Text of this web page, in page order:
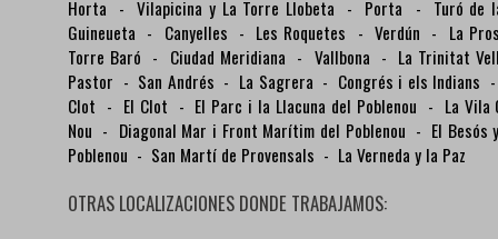
Horta -Vilapicina y La Torre Llobeta - Porta - Turó de
Guineueta - Canyelles - Les Roquetes -Verdún - La
Torre Baró - Ciudad Meridiana - Vallbona - La Trinitat
Pastor - San Andrés - La Sagrera - Congrés i els Indians
Clot - El Clot - El Parc i la Llacuna del Poblenou - La Vila
Nou - Diagonal Mar i Front Marítim del Poblenou - El Besós
Poblenou - San Martí de Provensals - La Verneda y la Paz
OTRAS LOCALIZACIONES DONDE TRABAJAMOS: